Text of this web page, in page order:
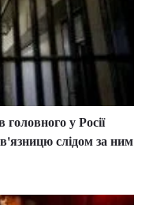
у Росії
слідом за ним